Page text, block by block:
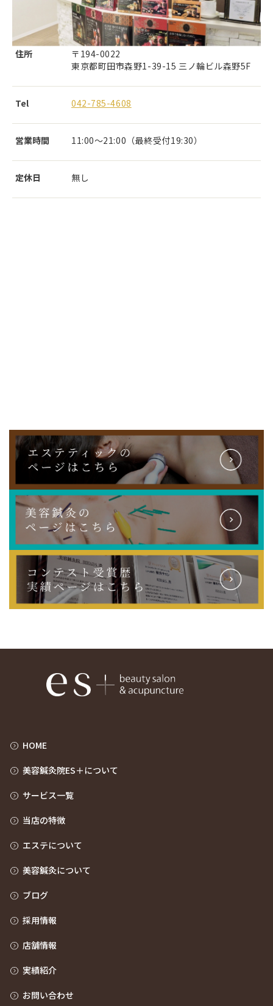
住所
〒194-0022
東京都町田市森野1-39-15 三ノ輪ビル森野5F
Tel 042-785-4608
営業時間 11:00～21:00（最終受付19:30）
定休日 無し
HOME
美容鍼灸院ES＋について
サービス一覧
当店の特徴
エステについて
美容鍼灸について
ブログ
採用情報
店舗情報
実績紹介
お問い合わせ